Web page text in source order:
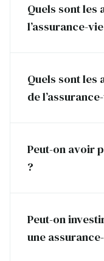
Quels sont les
l’assurance-
Quels sont les
de
Peut-on avoir
?
Peut-on
une